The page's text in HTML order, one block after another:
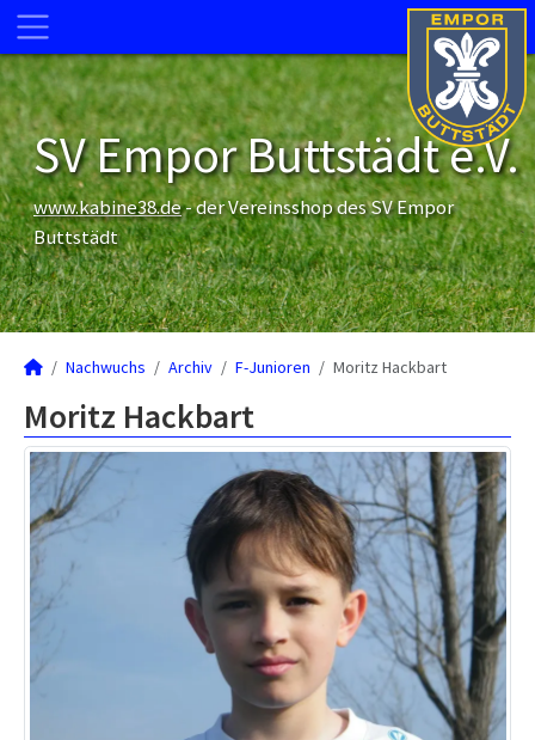
SV Empor Buttstädt e.V.
www.kabine38.de- der Vereinsshop des SV Empor
Buttstädt
Nachwuchs Archiv F-Junioren Moritz Hackbart
Moritz Hackbart